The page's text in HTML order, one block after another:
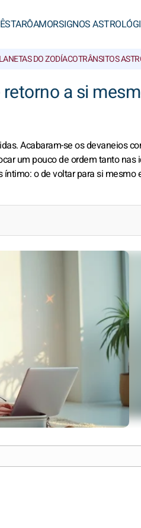
TARÔAMORSIGNOS
DO ZODÍACOTRÂNSITOS
a si
Acabaram-se os devaneios
um pouco de ordem tanto nas
o de voltar para si mesmo